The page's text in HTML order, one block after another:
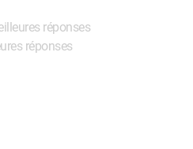
réponses
réponses